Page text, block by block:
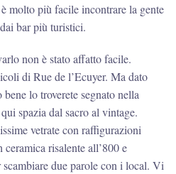
molto più facile incontrare la gente
bar più turistici.
non è stato affatto facile.
di Rue de l’Ecuyer. Ma dato
lo troverete segnato nella
spazia dal sacro al vintage.
vetrate con raffigurazioni
risalente all’800 e
due parole con i local. Vi